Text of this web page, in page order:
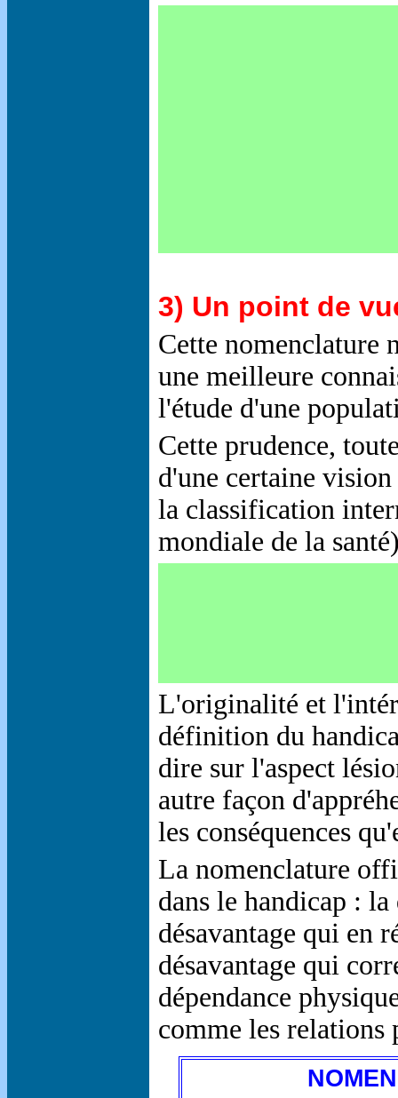
3) Un point de
Cette nomenclature
une meilleure
l'étude d'une
Cette prudence,
d'une certaine
la classification
mondiale de la
L'originalité et
définition du
dire sur l'aspect
autre façon
les conséquences
La nomenclature
dans le handicap :
désavantage qui en
désavantage qui
dépendance
comme les relations